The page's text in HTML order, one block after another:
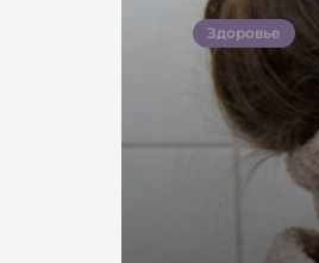
Здоровье